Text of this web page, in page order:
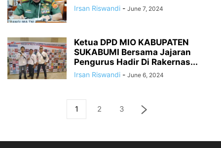
Irsan Riswandi - June 7, 2024
Ketua DPD MIO KABUPATEN
SUKABUMI Bersama Jajaran
Pengurus Hadir Di Rakernas...
Irsan Riswandi - June 6, 2024
1 2 3